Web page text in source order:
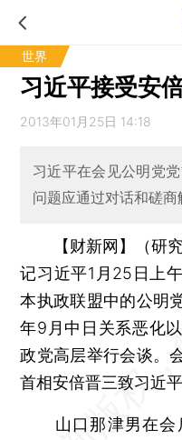
世界
习近平接受安
2013年01月25日 14:18
习近平在会见公明党
问题应通过对话和磋商
【财新网】（研
记习近平1月25日上
本执政联盟中的公明
年9月中日关系恶化
政党高层举行会谈。
首相安倍晋三致习近平
山口那津男在会